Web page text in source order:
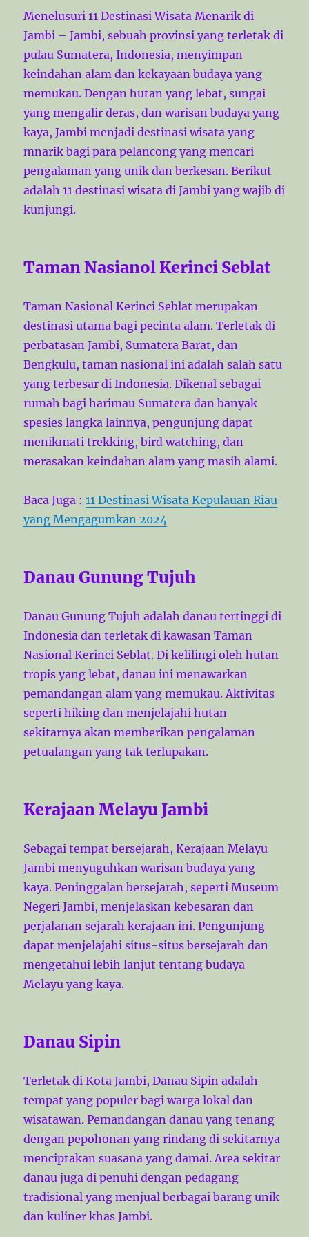
Menelusuri 11 Destinasi Wisata Menarik di
Jambi – Jambi, sebuah provinsi yang terletak di
pulau Sumatera, Indonesia, menyimpan
keindahan alam dan kekayaan budaya yang
memukau. Dengan hutan yang lebat, sungai
yang mengalir deras, dan warisan budaya yang
kaya, Jambi menjadi destinasi wisata yang
mnarik bagi para pelancong yang mencari
pengalaman yang unik dan berkesan. Berikut
adalah 11 destinasi wisata di Jambi yang wajib di
kunjungi.
Taman Nasianol Kerinci Seblat
Taman Nasional Kerinci Seblat merupakan
destinasi utama bagi pecinta alam. Terletak di
perbatasan Jambi, Sumatera Barat, dan
Bengkulu, taman nasional ini adalah salah satu
yang terbesar di Indonesia. Dikenal sebagai
rumah bagi harimau Sumatera dan banyak
spesies langka lainnya, pengunjung dapat
menikmati trekking, bird watching, dan
merasakan keindahan alam yang masih alami.
Baca Juga :11 Destinasi Wisata Kepulauan Riau
yang Mengagumkan 2024
Danau Gunung Tujuh
Danau Gunung Tujuh adalah danau tertinggi di
Indonesia dan terletak di kawasan Taman
Nasional Kerinci Seblat. Di kelilingi oleh hutan
tropis yang lebat, danau ini menawarkan
pemandangan alam yang memukau. Aktivitas
seperti hiking dan menjelajahi hutan
sekitarnya akan memberikan pengalaman
petualangan yang tak terlupakan.
Kerajaan Melayu Jambi
Sebagai tempat bersejarah, Kerajaan Melayu
Jambi menyuguhkan warisan budaya yang
kaya. Peninggalan bersejarah, seperti Museum
Negeri Jambi, menjelaskan kebesaran dan
perjalanan sejarah kerajaan ini. Pengunjung
dapat menjelajahi situs-situs bersejarah dan
mengetahui lebih lanjut tentang budaya
Melayu yang kaya.
Danau Sipin
Terletak di Kota Jambi, Danau Sipin adalah
tempat yang populer bagi warga lokal dan
wisatawan. Pemandangan danau yang tenang
dengan pepohonan yang rindang di sekitarnya
menciptakan suasana yang damai. Area sekitar
danau juga di penuhi dengan pedagang
tradisional yang menjual berbagai barang unik
dan kuliner khas Jambi.